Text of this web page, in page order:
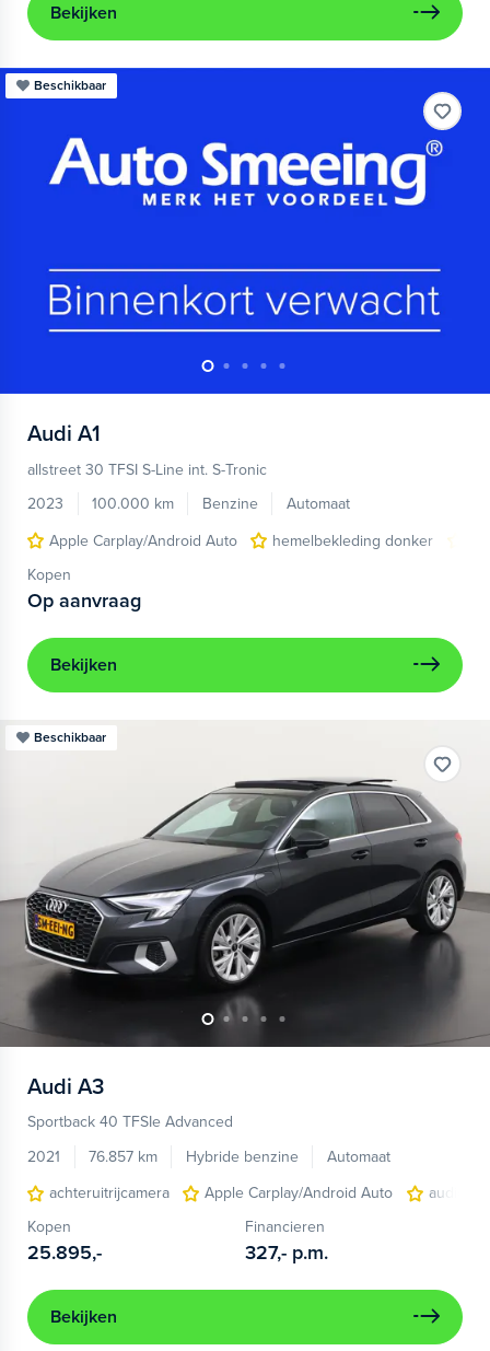
Bekijken
Beschikbaar
Audi A1
allstreet 30 TFSI S-Line int. S-Tronic
2023
100.000 km Benzine
Automaat
Apple Carplay/Android Auto
hemelbekleding donker
Kopen
Op aanvraag
Bekijken
Beschikbaar
Audi A3
Sportback 40 TFSIe Advanced
2021
76.857 km Hybride benzine
Automaat
achteruitrijcamera
Apple Carplay/Android Auto
audio
Kopen
25.895,-
Financieren
327,- p.m.
Bekijken